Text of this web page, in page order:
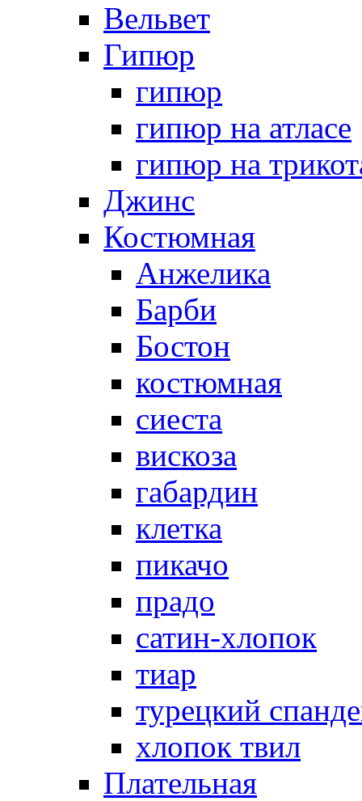
Вельвет
Гипюр
гипюр
гипюр на атласе
гипюр на
Джинс
Костюмная
Анжелика
Барби
Бостон
костюмная
сиеста
вискоза
габардин
клетка
пикачо
прадо
сатин-хлопок
тиар
турецкий
хлопок твил
Плательная